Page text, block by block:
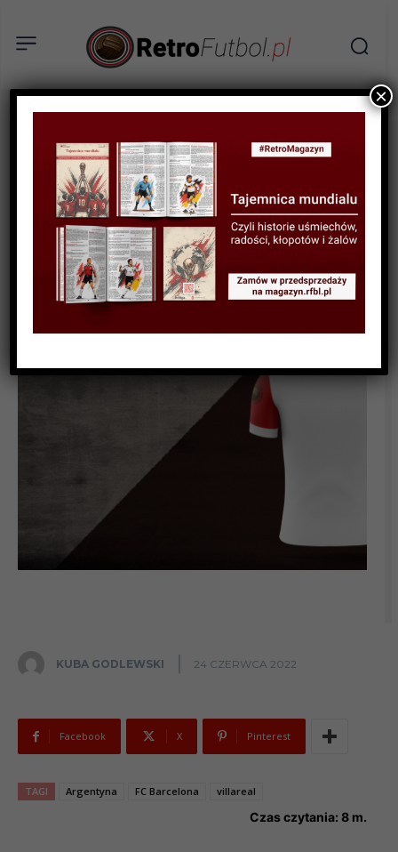
BIOGRAFIE PIŁKARZY
Juan Roman Riquelme i
kres romantycznego
futbolu
KUBA GODLEWSKI 24 CZERWCA 2022
Facebook X Pinterest
TAGI Argentyna FC Barcelona villareal
Czas czytania: 8 m.
×